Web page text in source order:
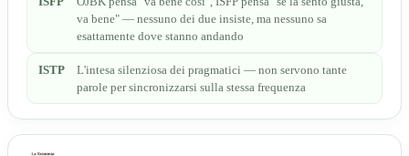
va bene" — nessuno dei due insiste, ma nessuno sa
esattamente dove stanno andando
ISTP
L'intesa silenziosa dei pragmatici — non servono tante
parole per sincronizzarsi sulla stessa frequenza